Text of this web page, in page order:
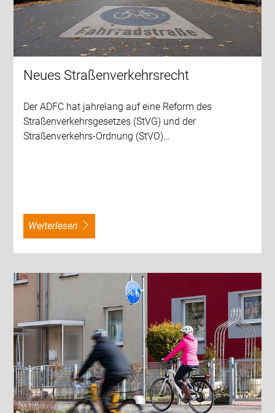
Neues Straßenverkehrsrecht
Der ADFC hat jahrelang auf eine Reform des
Straßenverkehrsgesetzes (StVG) und der
Straßenverkehrs-Ordnung (StVO)…
weiterlesen